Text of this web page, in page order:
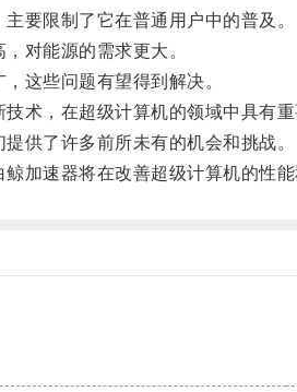
限制了它在普通用户中的普及。
对能源的需求更大。
这些问题有望得到解决。
，在超级计算机的领域中具有重
了许多前所未有的机会和挑战。
速器将在改善超级计算机的性能